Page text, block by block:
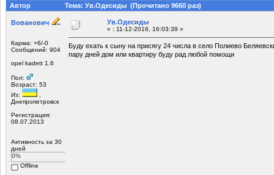
Автор Тема: Ув.Одесиды (Прочитано 9660 раз)
Вованович
Карма: +6/-0
Сообщений: 904
opel kadett 1.6
Пол:
Возраст: 53
Из:
Днепропетровск
Регистрация:
08.07.2013
Активность за 30
дней
0%
Offline
Ув.Одесиды
« : 11-12-2016, 16:03:39 »
Буду ехать к сыну на присягу 24 числа в село Полиево
пару дней дом или квартиру буду рад любой помощи